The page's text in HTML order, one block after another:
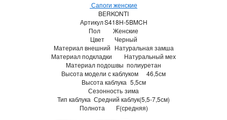
Сапоги женские
BERKONTI
АртикулS418H-5BMCH
Пол
Женские
Цвет
Черный
Материал внешний Натуральная замша
Материал подкладки
Натуральный мех
Материал подошвы полиуретан
Высота модели с каблуком
46,5см
Высота каблука 5,5см
Сезонность зима
Тип каблука Средний каблук(5,5-7,5см)
Полнота
F(средняя)